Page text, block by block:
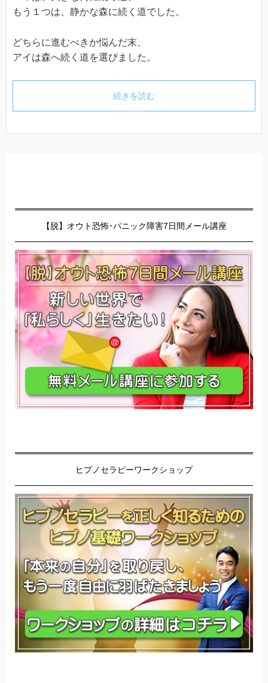
もう１つは、静かな森に続く道でした。
どちらに進むべきか悩んだ末、
アイは森へ続く道を選びました。
続きを読む
【脱】オウト恐怖･パニック障害7日間メール講座
ヒプノセラピーワークショップ